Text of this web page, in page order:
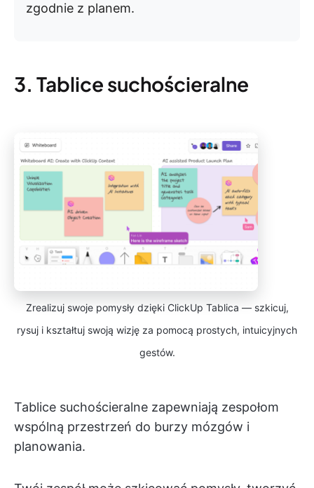
zgodnie z planem.
3. Tablice suchościeralne
Zrealizuj swoje pomysły dzięki ClickUp Tablica — szkicuj,
rysuj i kształtuj swoją wizję za pomocą prostych, intuicyjnych
gestów.
Tablice suchościeralne zapewniają zespołom
wspólną przestrzeń do burzy mózgów i
planowania.